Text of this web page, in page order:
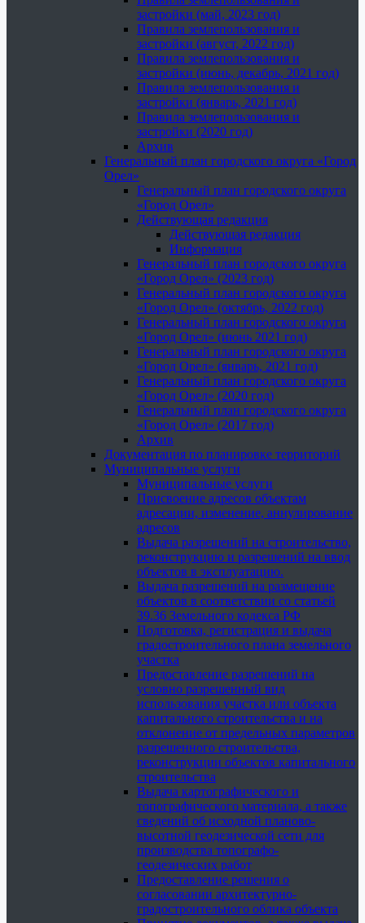
застройки (май, 2023 год)
Правила землепользования и
застройки (август, 2022 год)
Правила землепользования и
застройки (июнь, декабрь, 2021 год)
Правила землепользования и
застройки (январь, 2021 год)
Правила землепользования и
застройки (2020 год)
Архив
Генеральный план городского округа «Город
Орел»
Генеральный план городского округа
«Город Орел»
Действующая редакция
Действующая редакция
Информация
Генеральный план городского округа
«Город Орел» (2023 год)
Генеральный план городского округа
«Город Орел» (октябрь, 2022 год)
Генеральный план городского округа
«Город Орел» (июнь 2021 год)
Генеральный план городского округа
«Город Орел» (январь, 2021 год)
Генеральный план городского округа
«Город Орел» (2020 год)
Генеральный план городского округа
«Город Орел» (2017 год)
Архив
Документация по планировке территорий
Муниципальные услуги
Муниципальные услуги
Присвоение адресов объектам
адресации, изменение, аннулирование
адресов
Выдача разрешений на строительство,
реконструкцию и разрешений на ввод
объектов в эксплуатацию.
Выдача разрешений на размещение
объектов в соответствии со статьей
39.36 Земельного кодекса РФ
Подготовка, регистрация и выдача
градостроительного плана земельного
участка
Предоставление разрешений на
условно разрешенный вид
использования участка или объекта
капитального строительства и на
отклонение от предельных параметров
разрешенного строительства,
реконструкции объектов капитального
строительства
Выдача картографического и
топографического материала, а также
сведений об исходной планово-
высотной геодезической сети для
производства топографо-
геодезических работ
Предоставление решения о
согласовании архитектурно-
градостроительного облика объекта